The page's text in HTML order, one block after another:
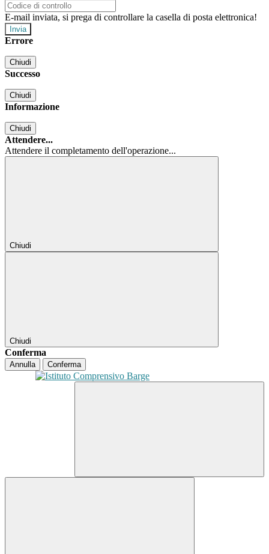
E-mail inviata, si prega di controllare la casella di posta elettronica!
Errore
Chiudi
Successo
Chiudi
Informazione
Chiudi
Attendere...
Attendere il completamento dell'operazione...
Chiudi
Chiudi
Conferma
Annulla Conferma